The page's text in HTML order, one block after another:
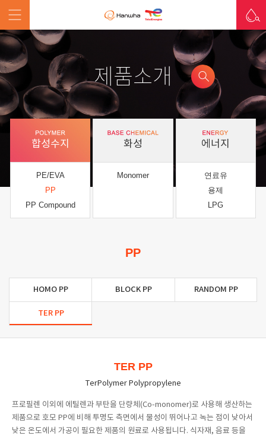
제품소개
합성수지
PE/EVA
PP
PP Compound
화성
Monomer
에너지
연료유
용제
LPG
PP
HOMO PP BLOCK PP RANDOM PP
TER PP
TER PP
TerPolymer Polypropylene
프로필렌 이외에 에틸렌과 부탄을 단량체(Co-monomer)로 사용해 생산하는
제품으로 호모 PP에 비해 투명도 측면에서 물성이 뛰어나고 녹는 점이 낮아서
낮은 온도에서 가공이 필요한 제품의 원료로 사용됩니다. 식자재, 음료 등을